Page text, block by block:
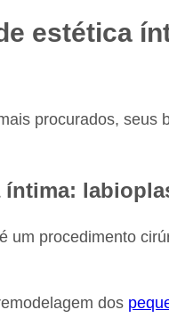
estética
procurados, seus
íntima:
um procedimento
dos